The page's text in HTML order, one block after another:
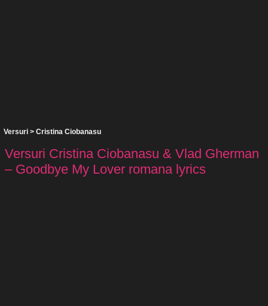
Versuri > Cristina Ciobanasu
Versuri Cristina Ciobanasu & Vlad Gherman
– Goodbye My Lover romana lyrics